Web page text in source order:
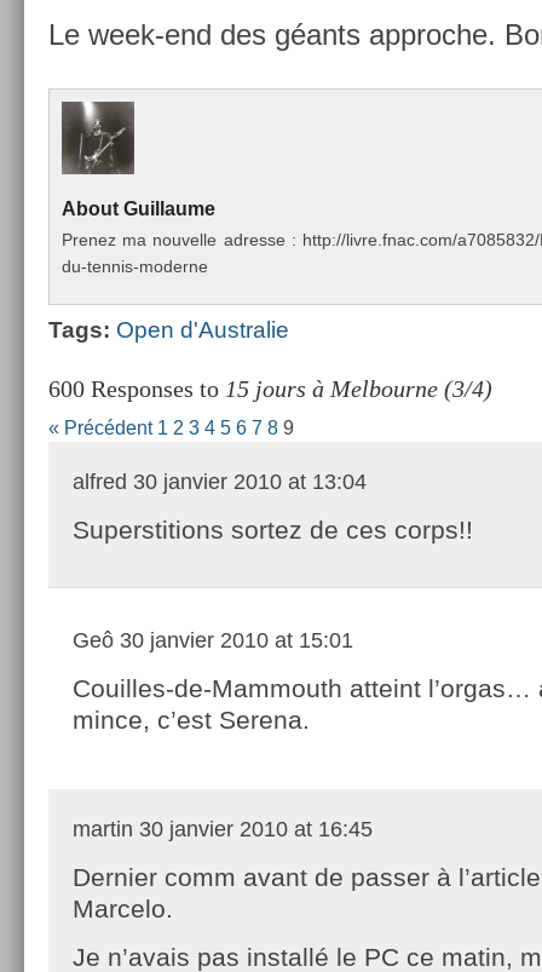
Le week-end des géants approc­he.
About Guil­laume
Pre­nez ma nouvel­le ad­resse : http://livre.fnac.com/
du-tennis-moderne
Tags: Open d'Australie
600 Responses to 15 jours à Melbourne (3/4)
« Précédent 1 2 3 4 5 6 7 8 9
alfred 30 janvier 2010 at 13:04
Superstitions sortez de ces corps!!
Geô 30 janvier 2010 at 15:01
Couilles-de-Mammouth atteint l’orgas…
mince, c’est Serena.
martin 30 janvier 2010 at 16:45
Dernier comm avant de passer à
Marcelo.
Je n’avais pas installé le PC ce matin,